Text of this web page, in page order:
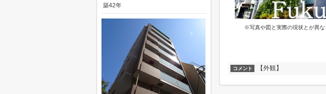
※写真や図と実際の現状とが異
コメント 【外観】
築42年